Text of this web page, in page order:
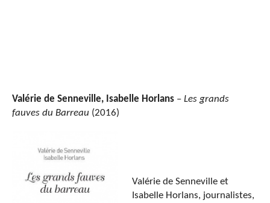
Valérie de Senneville, Isabelle Horlans – Les grands
fauves du Barreau (2016)
Valérie de Senneville et
Isabelle Horlans, journalistes,